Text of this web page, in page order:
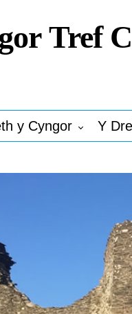
Tref
y Cyngor Y